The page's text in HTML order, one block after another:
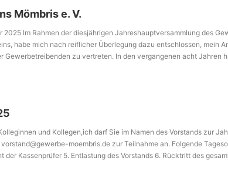
Mömbris e. V.
Im Rahmen der diesjährigen Jahreshauptversammlung des
habe mich nach reiflicher Überlegung dazu entschlossen, mein
zu vertreten. In den vergangenen acht Jahren
Vielfalt, die der Markt Mömbris zu bieten hat,
und Kollegen,ich darf Sie im Namen des Vorstands zur
moembris.de zur Teilnahme an. Folgende
Kassenprüfer 5. Entlastung des Vorstands 6. Rücktritt des